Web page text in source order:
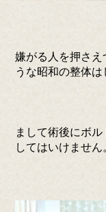
嫌がる人を押さえ
うな昭和の整体は
まして術後にボ
してはいけません